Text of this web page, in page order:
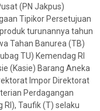
(PN Jakpus)
Tipikor Persetujuan
turunannya tahun
Tahan Banurea (TB)
TU) Kemendag RI
(Kasie) Barang Aneka
Impor Direktorat
Perdagangan
RI), Taufik (T) selaku